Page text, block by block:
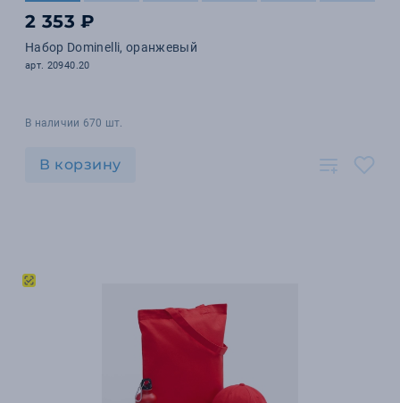
2 353 ₽
Набор Dominelli, оранжевый
арт. 20940.20
В наличии 670 шт.
В корзину